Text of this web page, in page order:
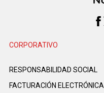
CORPORATIVO
RESPONSABILIDAD SOCIAL
FACTURACIÓN ELECTRÓNICA